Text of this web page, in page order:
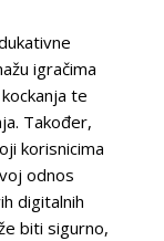
igračima
te
Također,
korisnicima
odnos
digitalnih
biti sigurno,